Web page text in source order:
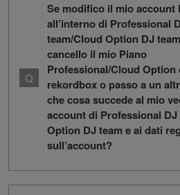
Se modifico il mio account
all’interno di Professional
team/Cloud Option DJ
cancello il mio Piano
Professional/Cloud Option
rekordbox o passo a un
che cosa succede al mio
account di Professional DJ
Option DJ team e ai dati
sull’account?